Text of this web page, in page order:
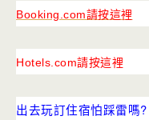
Booking.com請按這裡
Hotels.com請按這裡
出去玩訂住宿怕踩雷嗎?